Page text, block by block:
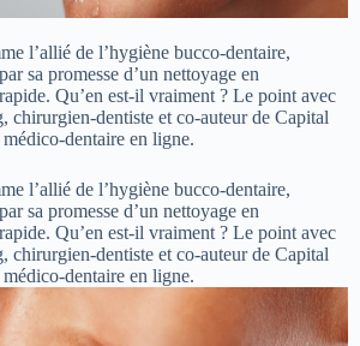
l’allié de l’hygiène bucco-dentaire,
sa promesse d’un nettoyage en
Qu’en est-il vraiment ? Le point avec
chirurgien-dentiste et co-auteur de Capital
dentaire en ligne.
l’allié de l’hygiène bucco-dentaire,
sa promesse d’un nettoyage en
Qu’en est-il vraiment ? Le point avec
chirurgien-dentiste et co-auteur de Capital
dentaire en ligne.